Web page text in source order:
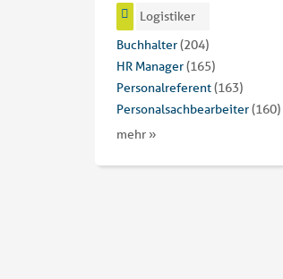
Logistiker
Buchhalter(204)
HR Manager(165)
Personalreferent(163)
Personalsachbearbeiter(160)
mehr »